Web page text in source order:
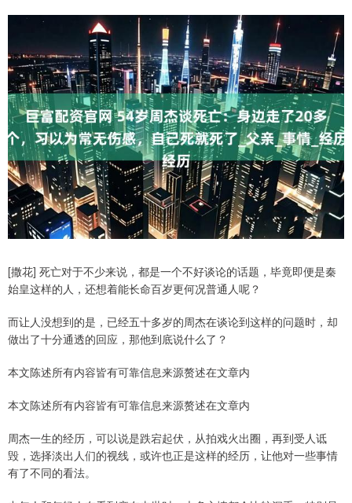
[撒花] 死亡对于不少来说，都是一个不好谈论的话题，毕竟即便是秦
始皇这样的人，还想着能长命百岁更何况普通人呢？
而让人没想到的是，已经五十多岁的周杰在谈论到这样的问题时，却
做出了十分通透的回应，那他到底说什么了？
本文陈述所有内容皆有可靠信息来源赘述在文章内
本文陈述所有内容皆有可靠信息来源赘述在文章内
周杰一生的经历，可以说是跌宕起伏，从拍戏火出圈，再到受人诋
毁，选择淡出人们的视线，或许也正是这样的经历，让他对一些事情
有了不同的看法。